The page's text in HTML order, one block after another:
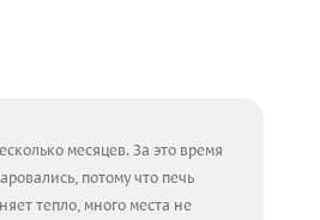
месяцев. За это время
потому что печь
тепло, много места не